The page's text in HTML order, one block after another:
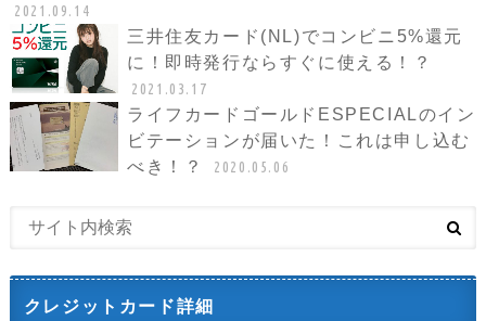
2021.09.14
三井住友カード(NL)でコンビニ5%還元
に！即時発行ならすぐに使える！？
2021.03.17
ライフカードゴールドESPECIALのイン
ビテーションが届いた！これは申し込む
べき！？
2020.05.06
クレジットカード詳細